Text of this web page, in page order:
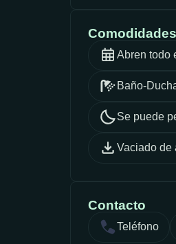
Comodidades
Abren todo
Baño-
Se puede
Vaciado de
Contacto
Teléfono